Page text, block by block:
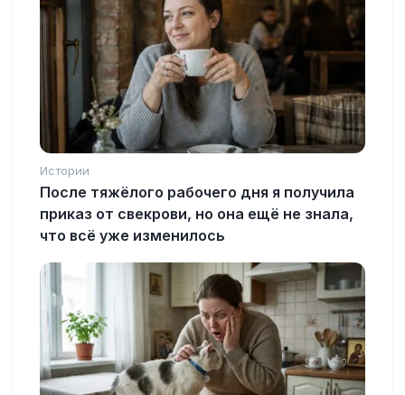
Истории
После тяжёлого рабочего дня я получила
приказ от свекрови, но она ещё не знала,
что всё уже изменилось